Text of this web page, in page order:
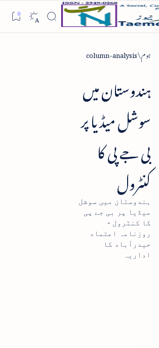
ہوم column-analysis
ہندوستان میں
سوشل میڈیا پر
بی جے پی کا
کنٹرول
ہندوستان میں سوشل
میڈیا پر بی جے پی
کا کنٹرول -
روزنامہ اعتماد
حیدرآباد کا
اداریہ